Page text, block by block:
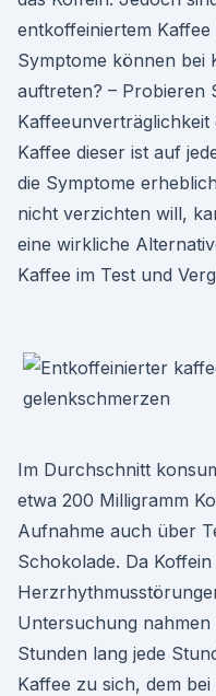
entkoffeiniertem
Symptome können bei
auftreten? – Probieren
Kaffee dieser ist auf
die Symptome
nicht verzichten will,
eine wirkliche
Kaffee im Test und
Im Durchschnitt
etwa 200 Milligramm
Aufnahme auch über
Schokolade. Da
Untersuchung
Stunden lang jede
Kaffee zu sich, dem